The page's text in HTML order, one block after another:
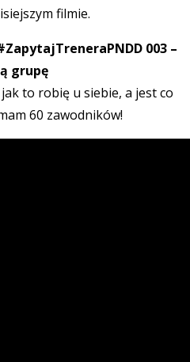
filmie.
003 –
grupę
to robię u siebie, a jest co
60 zawodników!